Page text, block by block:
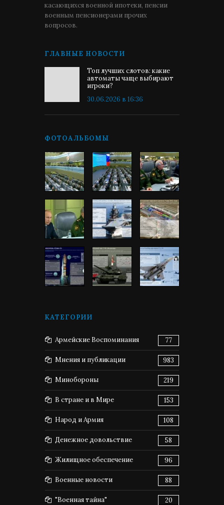
касающихся военной ипотеки, пенсии
военным пенсионерами прочих
вопросов.
ГЛАВНЫЕ НОВОСТИ
Топ лучших слотов: какие
автоматы чаще выбирают
игроки?
30.06.2026 в 16:36
ФОТОАЛЬБОМЫ
КАТЕГОРИИ
Армейские Воспоминания 77
Мнения и публикации 983
Минобороны 219
В стране и в Мире 153
Народ и Армия 108
Денежное довольствие 58
Жилищное обеспечение 96
Военные новости 88
"Военная тайна" 20